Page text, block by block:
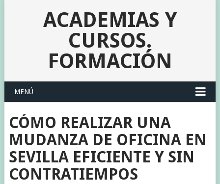
ACADEMIAS Y
CURSOS.
FORMACIÓN
MENÚ
CÓMO REALIZAR UNA
MUDANZA DE OFICINA EN
SEVILLA EFICIENTE Y SIN
CONTRATIEMPOS